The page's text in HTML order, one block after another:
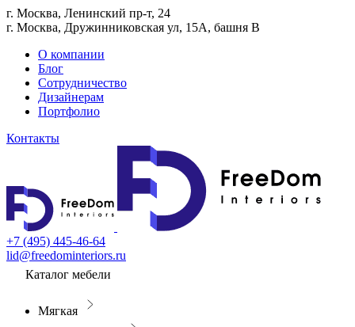
г. Москва, Ленинский пр-т, 24
г. Москва, Дружинниковская ул, 15А, башня В
О компании
Блог
Сотрудничество
Дизайнерам
Портфолио
Контакты
+7 (495) 445-46-64
lid@freedominteriors.ru
Каталог мебели
Мягкая